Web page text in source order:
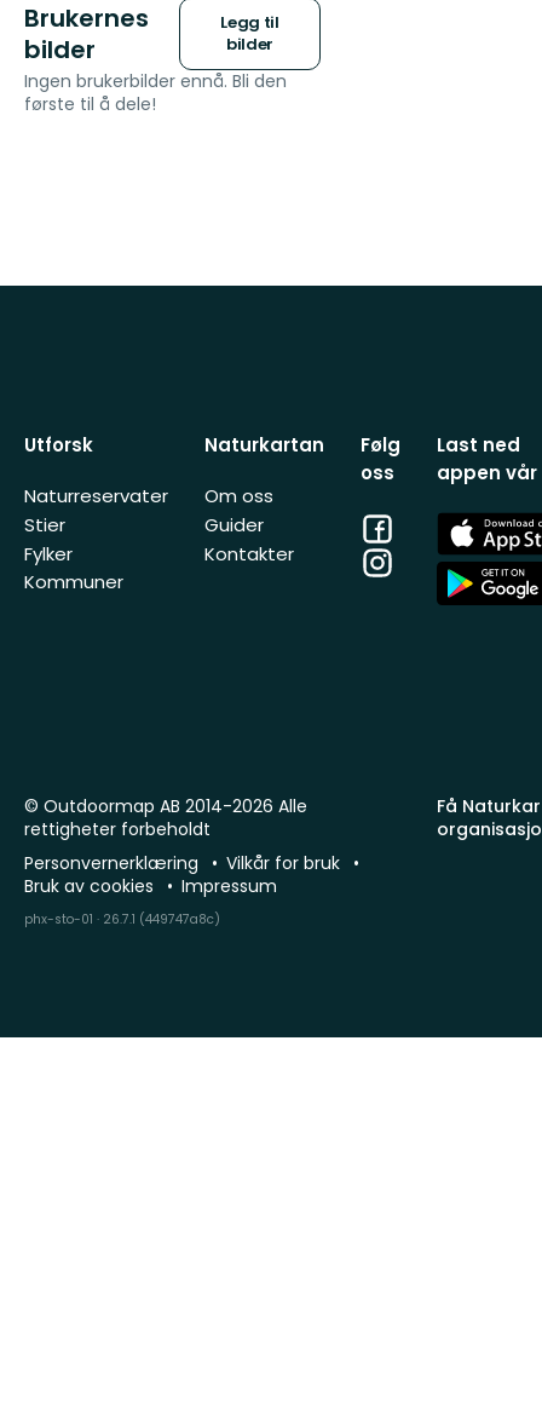
Brukernes
bilder
Legg til
bilder
Ingen brukerbilder ennå. Bli den
første til å dele!
Utforsk
Naturreservater
Stier
Fylker
Kommuner
Naturkartan
Om oss
Guider
Kontakter
Følg
oss
Facebook
Instagram
Last ned
appen vår
App
Store
App
Store
Få
© Outdoormap AB 2014-2026 Alle
rettigheter forbeholdt
Personvernerklæring
Vilkår for bruk
Bruk av cookies
Impressum
phx-sto-01 · 26.7.1 (449747a8c)